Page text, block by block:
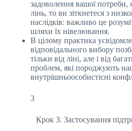
задоволення вашої потреби,
лінь, то ви зіткнетеся з
наслідків: важливо це
шляхи їх нівелювання.
В цілому практика
відповідального вибору
тільки від ліні, але і від
проблем, які породжують
внутрішньоособистісні
3
Крок 3. Застосування